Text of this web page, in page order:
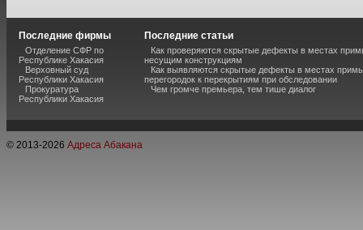
Последние фирмы
Отделение СФР по
Республике Хакасия
Верховный суд
Республики Хакасия
Прокуратура
Республики Хакасия
Последние статьи
Как проверяются скрытые дефекты в местах
несущим конструкциям
Как выявляются скрытые дефекты в местах
перегородок к перекрытиям при обследовании
Чем громче премьера, тем тише диалог
© 2013-2026 Адреса Абакана